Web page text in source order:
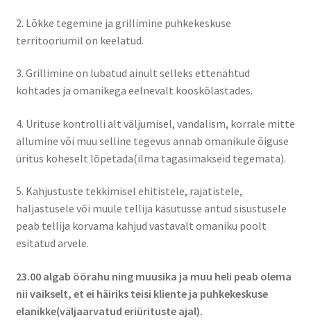
Broneeri
Majutus
Vagunelamu
Metsamaja
Kämping
Naissaare sadama ajalugu
2. Lõkke tegemine ja grillimine puhkekeskuse
territooriumil on keelatud.
3. Grillimine on lubatud ainult selleks ettenähtud
kohtades ja omanikega eelnevalt kooskõlastades.
4. Ürituse kontrolli alt väljumisel, vandalism, korrale mitte
allumine või muu selline tegevus annab omanikule õiguse
üritus koheselt lõpetada(ilma tagasimakseid tegemata).
5. Kahjustuste tekkimisel ehitistele, rajatistele,
haljastusele või muule tellija käsutusse antud sisustusele
peab tellija korvama kahjud vastavalt omaniku poolt
esitatud arvele.
23.00 algab öörahu ning muusika ja muu heli peab olema
nii vaikselt, et ei häiriks teisi kliente ja puhkekeskuse
elanikke(väljaarvatud eriürituste ajal).